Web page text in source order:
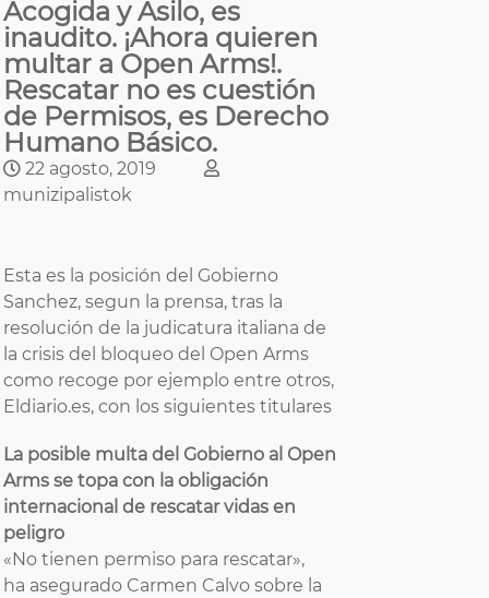
Acogida y Asilo, es
inaudito. ¡Ahora quieren
multar a Open Arms!.
Rescatar no es cuestión
de Permisos, es Derecho
Humano Básico.
22 agosto, 2019
munizipalistok
Esta es la posición del Gobierno
Sanchez, segun la prensa, tras la
resolución de la judicatura italiana de
la crisis del bloqueo del Open Arms
como recoge por ejemplo entre otros,
Eldiario.es, con los siguientes titulares
La posible multa del Gobierno al Open
Arms se topa con la obligación
internacional de rescatar vidas en
peligro
«No tienen permiso para rescatar»,
ha asegurado Carmen Calvo sobre la